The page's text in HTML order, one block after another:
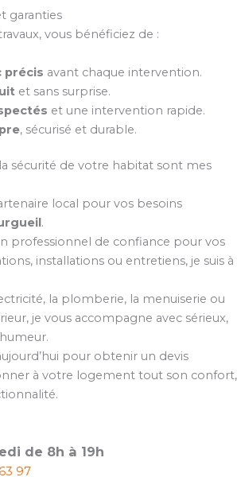
garanties
vous bénéficiez de :
précis avant chaque intervention.
et sans surprise.
et une intervention rapide.
, sécurisé et durable.
sécurité de votre habitat sont mes
local pour vos besoins
.
professionnel de confiance pour vos
installations ou entretiens, je suis à
la plomberie, la menuiserie ou
je vous accompagne avec sérieux,
pour obtenir un devis
à votre logement tout son confort,
de 8h à 19h
97